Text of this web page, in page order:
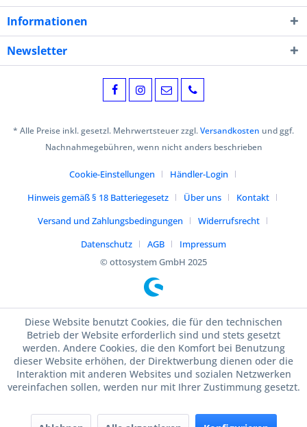
Informationen
Newsletter
* Alle Preise inkl. gesetzl. Mehrwertsteuer zzgl.Versandkosten und ggf.
Nachnahmegebühren, wenn nicht anders beschrieben
Cookie-Einstellungen
Händler-Login
Hinweis gemäß § 18 Batteriegesetz
Über uns
Kontakt
Versand und Zahlungsbedingungen
Widerrufsrecht
Datenschutz
AGB
Impressum
© ottosystem GmbH 2025
Diese Website benutzt Cookies, die für den technischen
Betrieb der Website erforderlich sind und stets gesetzt
werden. Andere Cookies, die den Komfort bei Benutzung
dieser Website erhöhen, der Direktwerbung dienen oder die
Interaktion mit anderen Websites und sozialen Netzwerken
vereinfachen sollen, werden nur mit Ihrer Zustimmung gesetzt.